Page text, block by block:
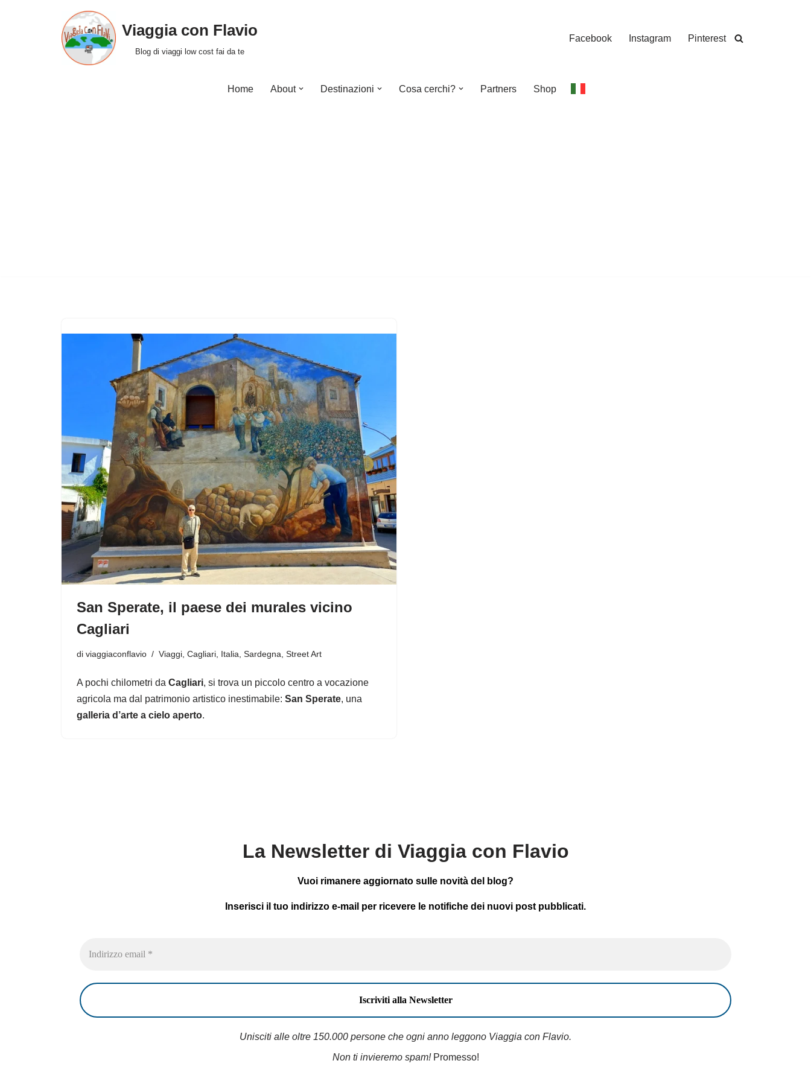
Viaggia con Flavio
Blog di viaggi low cost fai da te
Facebook Instagram Pinterest
Home About Destinazioni Cosa cerchi? Partners Shop
San Sperate, il paese dei murales vicino
Cagliari
di viaggiaconflavio Viaggi, Cagliari, Italia, Sardegna, Street Art
A pochi chilometri da Cagliari, si trova un piccolo centro a vocazione
agricola ma dal patrimonio artistico inestimabile: San Sperate, una
galleria d’arte a cielo aperto.
La Newsletter di Viaggia con Flavio
Vuoi rimanere aggiornato sulle novità del blog?
Inserisci il tuo indirizzo e-mail per ricevere le notifiche dei nuovi post pubblicati.
Unisciti alle oltre 150.000 persone che ogni anno leggono Viaggia con Flavio.
Non ti invieremo spam!Promesso!